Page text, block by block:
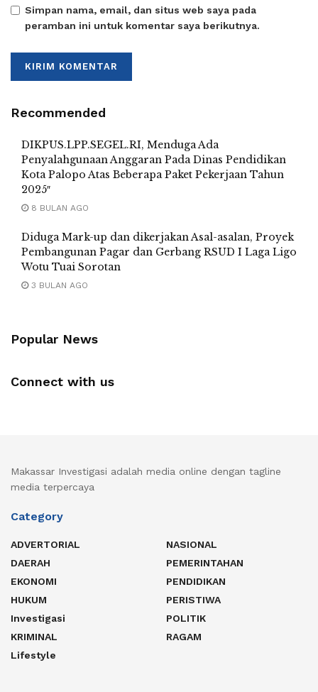
Simpan nama, email, dan situs web saya pada
peramban ini untuk komentar saya berikutnya.
Recommended
DIKPUS.LPP.SEGEL.RI, Menduga Ada
Penyalahgunaan Anggaran Pada Dinas Pendidikan
Kota Palopo Atas Beberapa Paket Pekerjaan Tahun
2025″
8 BULAN AGO
Diduga Mark-up dan dikerjakan Asal-asalan, Proyek
Pembangunan Pagar dan Gerbang RSUD I Laga Ligo
Wotu Tuai Sorotan
3 BULAN AGO
Popular News
Connect with us
Makassar Investigasi adalah media online dengan tagline
media terpercaya
Category
ADVERTORIAL
DAERAH
EKONOMI
HUKUM
Investigasi
KRIMINAL
Lifestyle
NASIONAL
PEMERINTAHAN
PENDIDIKAN
PERISTIWA
POLITIK
RAGAM